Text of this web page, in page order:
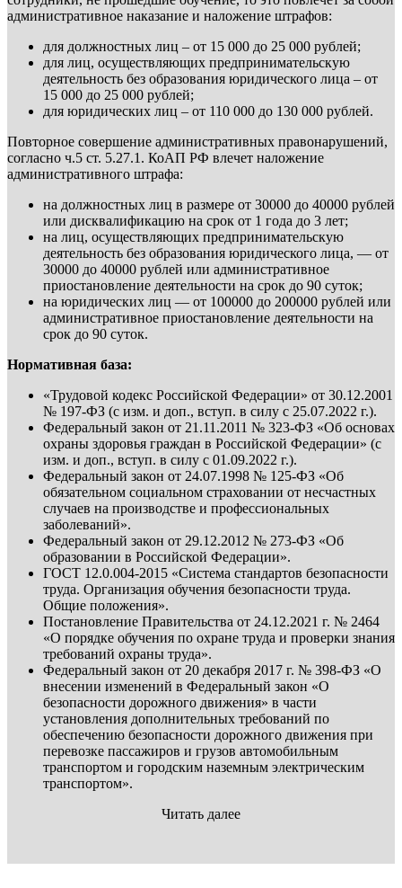
административное наказание и наложение штрафов:
для должностных лиц – от 15 000 до 25 000 рублей;
для лиц, осуществляющих предпринимательскую
деятельность без образования юридического лица – от
15 000 до 25 000 рублей;
для юридических лиц – от 110 000 до 130 000 рублей.
Повторное совершение административных правонарушений,
согласно ч.5 ст. 5.27.1. КоАП РФ влечет наложение
административного штрафа:
на должностных лиц в размере от 30000 до 40000 рублей
или дисквалификацию на срок от 1 года до 3 лет;
на лиц, осуществляющих предпринимательскую
деятельность без образования юридического лица, — от
30000 до 40000 рублей или административное
приостановление деятельности на срок до 90 суток;
на юридических лиц — от 100000 до 200000 рублей или
административное приостановление деятельности на
срок до 90 суток.
Нормативная база:
«Трудовой кодекс Российской Федерации» от 30.12.2001
№ 197-ФЗ (с изм. и доп., вступ. в силу с 25.07.2022 г.).
Федеральный закон от 21.11.2011 № 323-ФЗ «Об основах
охраны здоровья граждан в Российской Федерации» (с
изм. и доп., вступ. в силу с 01.09.2022 г.).
Федеральный закон от 24.07.1998 № 125-ФЗ «Об
обязательном социальном страховании от несчастных
случаев на производстве и профессиональных
заболеваний».
Федеральный закон от 29.12.2012 № 273-ФЗ «Об
образовании в Российской Федерации».
ГОСТ 12.0.004-2015 «Система стандартов безопасности
труда. Организация обучения безопасности труда.
Общие положения».
Постановление Правительства от 24.12.2021 г. № 2464
«О порядке обучения по охране труда и проверки знания
требований охраны труда».
Федеральный закон от 20 декабря 2017 г. № 398-ФЗ «О
внесении изменений в Федеральный закон «О
безопасности дорожного движения» в части
установления дополнительных требований по
обеспечению безопасности дорожного движения при
перевозке пассажиров и грузов автомобильным
транспортом и городским наземным электрическим
транспортом».
Читать далее